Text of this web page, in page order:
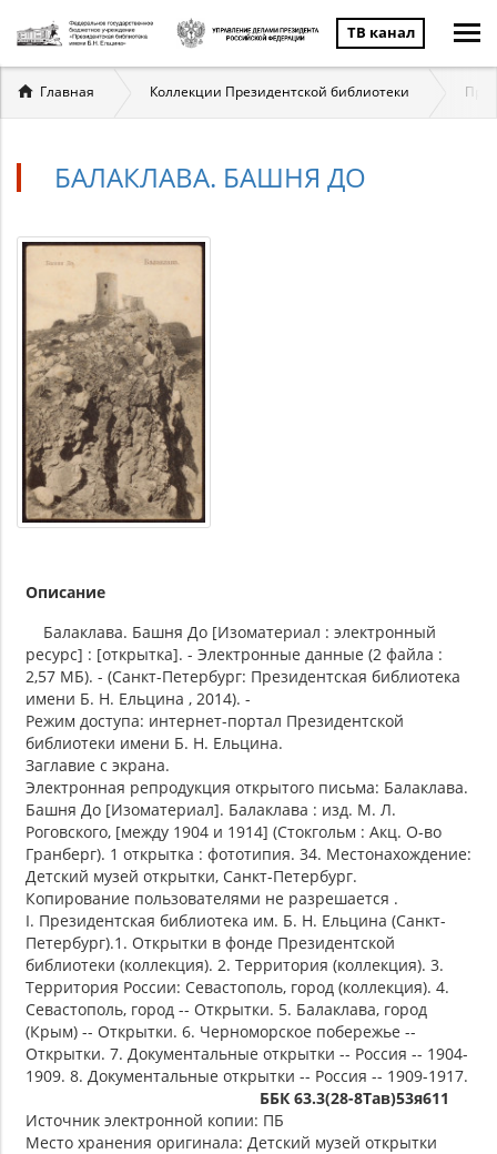
ТВ канал
Вы
здесь
Главная Коллекции Президентской библиотеки
БАЛАКЛАВА. БАШНЯ ДО
Описание
Балаклава. Башня До [Изоматериал : электронный
ресурс] : [открытка]. - Электронные данные (2 файла :
2,57 МБ). - (Санкт-Петербург: Президентская библиотека
имени Б. Н. Ельцина , 2014). -
Режим доступа: интернет-портал Президентской
библиотеки имени Б. Н. Ельцина.
Заглавие с экрана.
Электронная репродукция открытого письма: Балаклава.
Башня До [Изоматериал]. Балаклава : изд. М. Л.
Роговского, [между 1904 и 1914] (Стокгольм : Акц. О-во
Гранберг). 1 открытка : фототипия. 34. Местонахождение:
Детский музей открытки, Санкт-Петербург.
Копирование пользователями не разрешается .
I. Президентская библиотека им. Б. Н. Ельцина (Санкт-
Петербург).1. Открытки в фонде Президентской
библиотеки (коллекция). 2. Территория (коллекция). 3.
Территория России: Севастополь, город (коллекция). 4.
Севастополь, город -- Открытки. 5. Балаклава, город
(Крым) -- Открытки. 6. Черноморское побережье --
Открытки. 7. Документальные открытки -- Россия -- 1904-
1909. 8. Документальные открытки -- Россия -- 1909-1917.
ББК 63.3(28-8Тав)53я611
Источник электронной копии: ПБ
Место хранения оригинала: Детский музей открытки